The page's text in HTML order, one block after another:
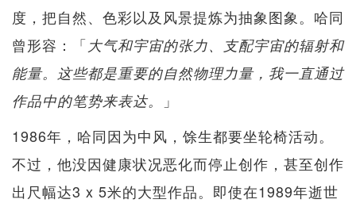
度，把自然、色彩以及风景提炼为抽象图象。哈同
曾形容：「 大气和宇宙的张力、支配宇宙的辐射和
能量。这些都是重要的自然物理力量，我一直通过
作品中的笔势来表达。
」
1986年，哈同因为中风，馀生都要坐轮椅活动。
不过，他没因健康状况恶化而停止创作，甚至创作
出尺幅达3 x 5米的大型作品。即使在1989年逝世